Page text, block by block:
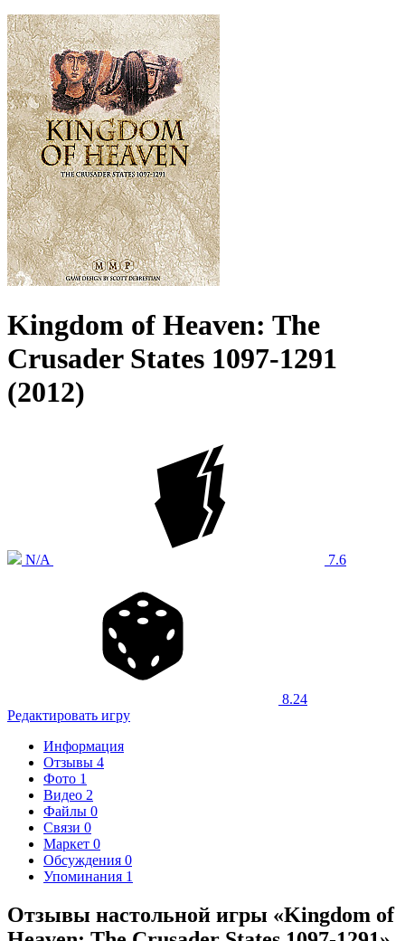
Kingdom of Heaven: The
Crusader States 1097-1291
(2012)
N/A 7.6
8.24
Редактировать игру
Информация
Отзывы 4
Фото 1
Видео 2
Файлы 0
Связи 0
Маркет 0
Обсуждения 0
Упоминания 1
Отзывы настольной игры «Kingdom of